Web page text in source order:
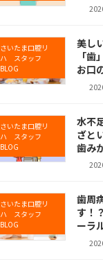
さいたま口腔リ
ハ スタッフ
BLOG
美し
「
お口
さいたま口腔リ
ハ スタッフ
BLOG
水不
ざと
歯み
さいたま口腔リ
ハ スタッフ
BLOG
歯周
す！
ーラ